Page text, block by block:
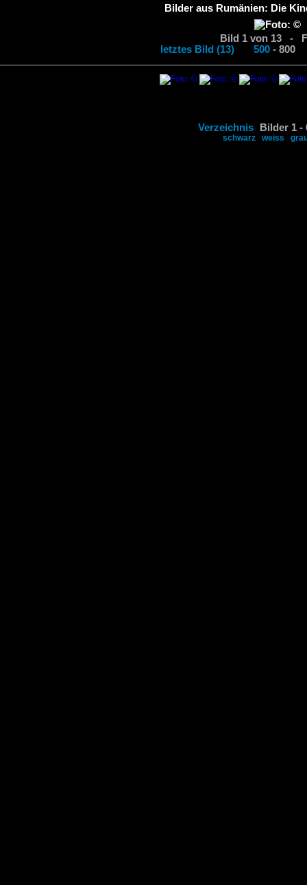
Bilder aus Rumänien: Die
Bild 1 von 13 -
letztes Bild (13)
500 -
Verzeichnis Bilder 1
schwarz weiss